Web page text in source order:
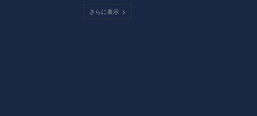
さらに表示